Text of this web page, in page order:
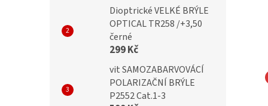
Dioptrické VELKÉ BRÝLE
OPTICAL TR258 /+3,50
černé
299 Kč
vit SAMOZABARVOVÁCÍ
POLARIZAČNÍ BRÝLE
P2552 Cat.1-3
brýle BRILO Dioptrické brýle pro